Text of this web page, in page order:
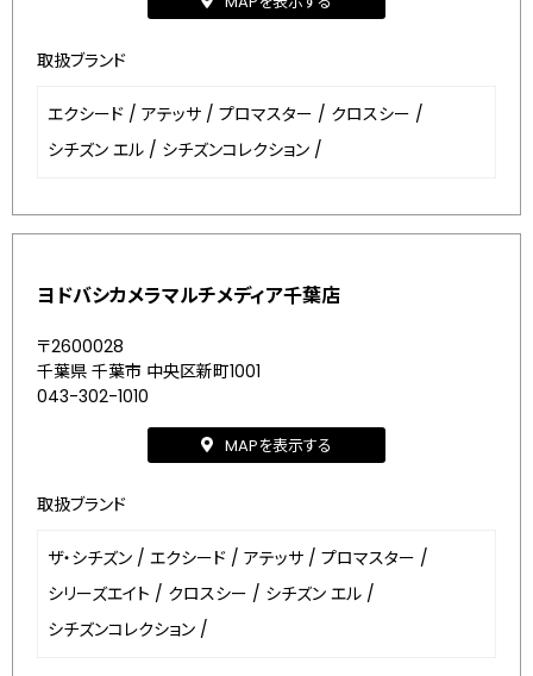
取扱ブランド
エクシード / アテッサ / プロマスター / クロスシー /
シチズン エル / シチズンコレクション /
ヨドバシカメラマルチメディア千葉店
〒2600028
千葉県 千葉市 中央区新町1001
043-302-1010
MAPを表示する
取扱ブランド
ザ・シチズン / エクシード / アテッサ / プロマスター /
シリーズエイト / クロスシー / シチズン エル /
シチズンコレクション /